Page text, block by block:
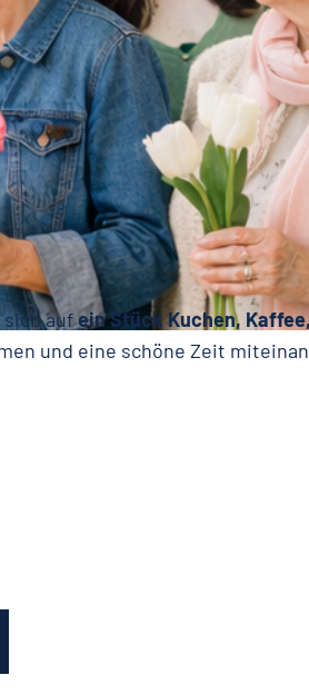
CLUB
sich aufein Stück Kuchen,
und eine schöne Zeit